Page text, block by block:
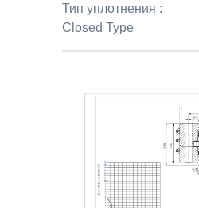
Тип уплотнения :
Closed Type